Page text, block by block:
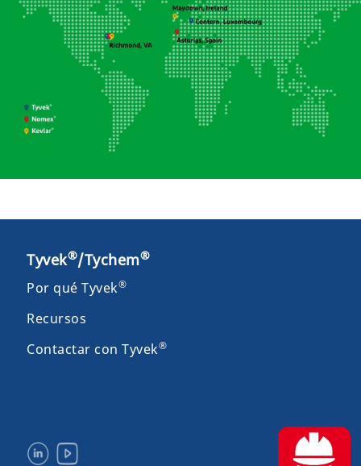
Tyvek®/Tychem®
Por qué Tyvek®
Recursos
Contactar con Tyvek®